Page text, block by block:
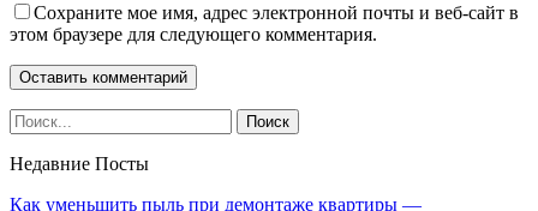
Сохраните мое имя, адрес электронной почты и веб-сайт в
этом браузере для следующего комментария.
Недавние Посты
Как уменьшить пыль при демонтаже квартиры —